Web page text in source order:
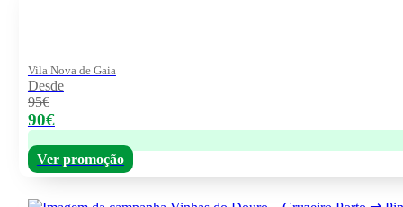
Vila Nova de Gaia
Desde
95€
90€
Ver promoção